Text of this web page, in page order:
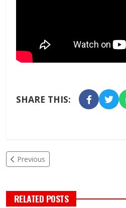
SHARE THIS:
Previous
RELATED POSTS